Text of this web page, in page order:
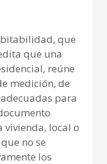
que
que una
reúne
medición, de
para
local o
no se
los